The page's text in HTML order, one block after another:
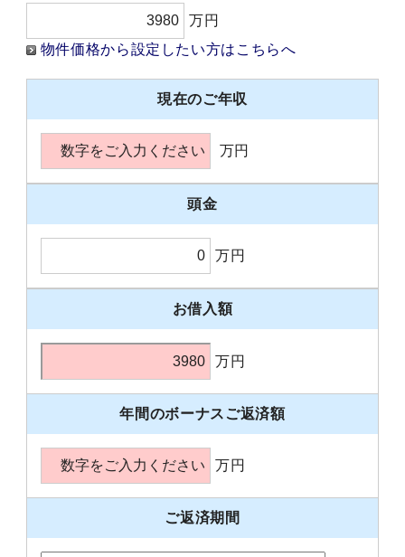
万円
物件価格から設定したい方はこちらへ
現在のご年収
万円
頭金
万円
お借入額
万円
年間のボーナスご返済額
万円
ご返済期間